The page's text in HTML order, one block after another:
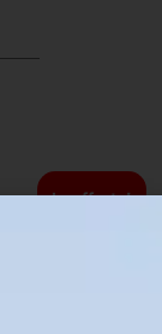
In offerta!